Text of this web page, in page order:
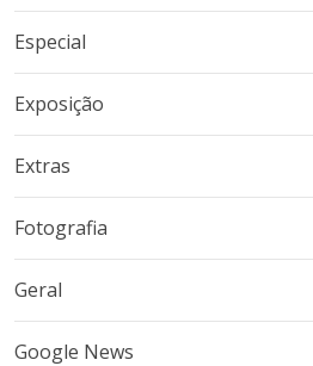
Especial
Exposição
Extras
Fotografia
Geral
Google News